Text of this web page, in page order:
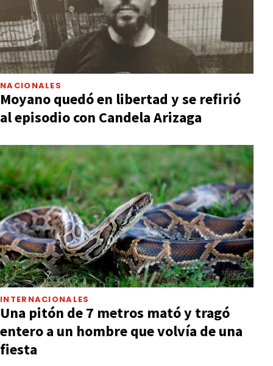
NACIONALES
Moyano quedó en libertad y se refirió
al episodio con Candela Arizaga
INTERNACIONALES
Una pitón de 7 metros mató y tragó
entero a un hombre que volvía de una
fiesta